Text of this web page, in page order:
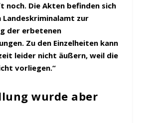
noch. Die Akten befinden sich
zur
der erbetenen
Zu den Einzelheiten kann
leider nicht äußern, weil die
vorliegen.“
wurde aber